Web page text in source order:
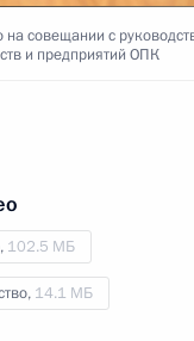
на совещании с
и предприятий ОПК
102.5 МБ
14.1 МБ